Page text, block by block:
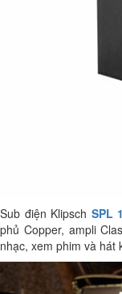
Sub điện Klipsch SPL
phủ Copper, ampli
nhạc, xem phim và hát